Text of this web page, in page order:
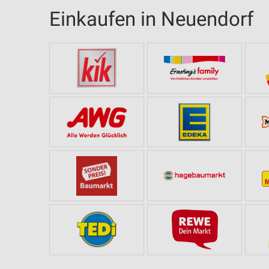
Einkaufen in Neuendorf